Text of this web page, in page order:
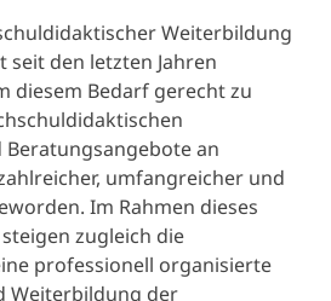
Weiterbildung
den letzten Jahren
diesem Bedarf gerecht zu
an
umfangreicher und
Im Rahmen dieses
zugleich die
professionell organisierte
Weiterbildung der